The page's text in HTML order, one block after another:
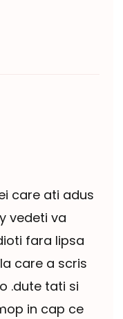
care ati adus
vedeti va
fara lipsa
care a scris
.dute tati si
in cap ce